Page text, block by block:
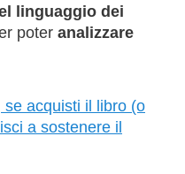
linguaggio dei
poter analizzare
acquisti il libro (o
a sostenere il